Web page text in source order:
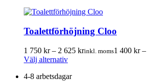
Toalettförhöjning Cloo
1 750 kr – 2 625 krPrisintervall:
inkl. moms1 400 kr –
Välj alternativDen
produkten
4-8 arbetsdagar